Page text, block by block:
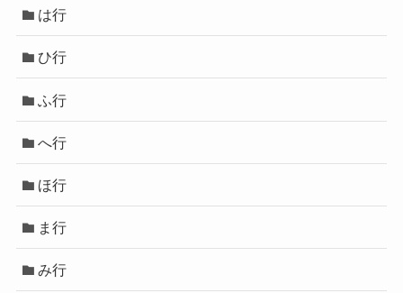
は行
ひ行
ふ行
へ行
ほ行
ま行
み行